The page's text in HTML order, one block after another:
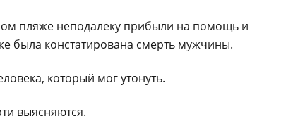
пляже неподалеку прибыли на помощь и
была констатирована смерть мужчины.
который мог утонуть.
выясняются.